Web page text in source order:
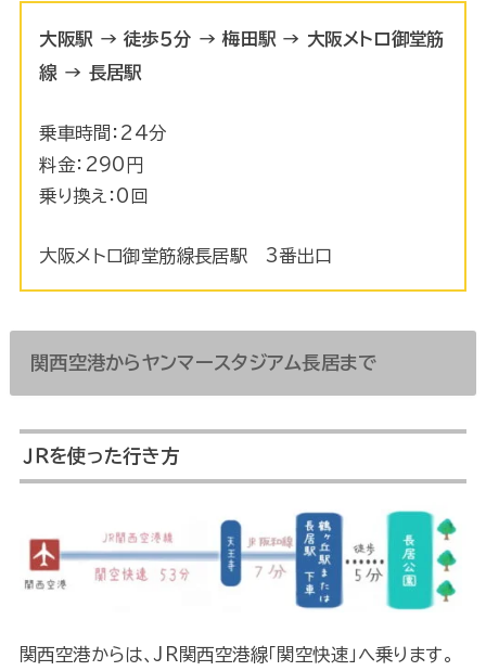
大阪駅 → 徒歩５分 → 梅田駅 → 大阪メトロ御堂筋
線 → 長居駅
乗車時間：24分
料金：290円
乗り換え：0回
大阪メトロ御堂筋線長居駅 3番出口
関西空港からヤンマースタジアム長居まで
ＪＲを使った行き方
関西空港からは、JR関西空港線「関空快速」へ乗ります。